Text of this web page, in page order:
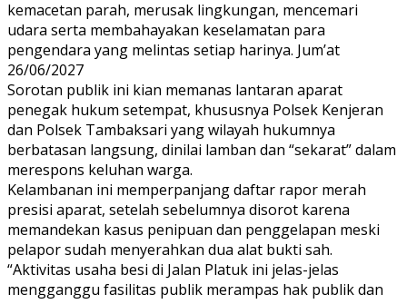
kemacetan parah, merusak lingkungan, mencemari
udara serta membahayakan keselamatan para
pengendara yang melintas setiap harinya. Jum’at
26/06/2027
Sorotan publik ini kian memanas lantaran aparat
penegak hukum setempat, khususnya Polsek Kenjeran
dan Polsek Tambaksari yang wilayah hukumnya
berbatasan langsung, dinilai lamban dan “sekarat” dalam
merespons keluhan warga.
Kelambanan ini memperpanjang daftar rapor merah
presisi aparat, setelah sebelumnya disorot karena
memandekan kasus penipuan dan penggelapan meski
pelapor sudah menyerahkan dua alat bukti sah.
“Aktivitas usaha besi di Jalan Platuk ini jelas-jelas
mengganggu fasilitas publik merampas hak publik dan